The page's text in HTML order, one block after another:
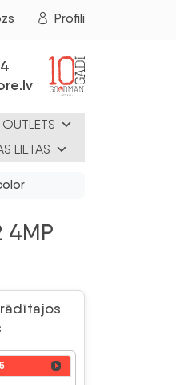
Profili
OUTLETS
LIETAS
4MP